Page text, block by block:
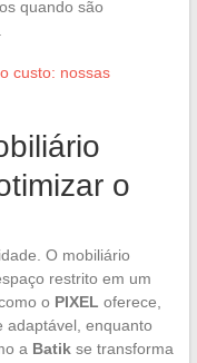
quando são
custo: nossas
o
O mobiliário
restrito em um
o PIXEL oferece,
adaptável, enquanto
a Batikse transforma